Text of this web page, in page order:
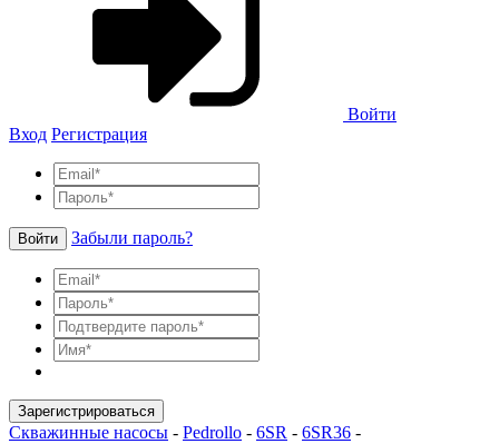
Войти
Вход Регистрация
Войти Забыли пароль?
Зарегистрироваться
Скважинные насосы - Pedrollo - 6SR - 6SR36 -